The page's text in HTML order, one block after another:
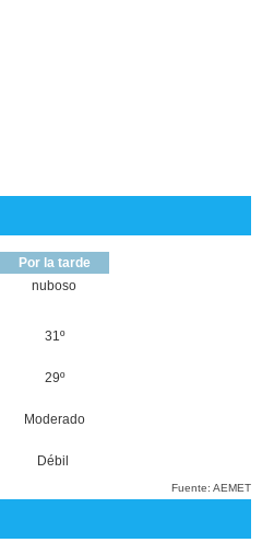
Por la tarde
nuboso
31º
29º
Moderado
Débil
Fuente: AEMET